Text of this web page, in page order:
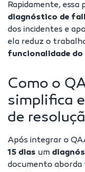
Rapidamente,
diagnóstico de
dos incidentes e
ela reduz o
funcionalidade do
Como o
simplifica
de
Após integrar o
15 dias um
documento aborda